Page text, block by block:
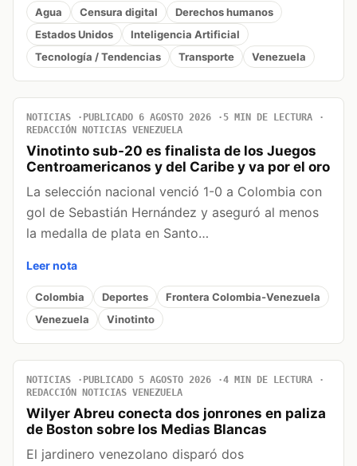
Agua Censura digital
Derechos humanos
Estados Unidos
Inteligencia Artificial
Tecnología / Tendencias
Transporte Venezuela
NOTICIAS PUBLICADO 6 AGOSTO 2026
5 MIN DE LECTURA
REDACCIÓN NOTICIAS VENEZUELA
Vinotinto sub-20 es finalista de los Juegos
Centroamericanos y del Caribe y va por el oro
La selección nacional venció 1-0 a Colombia con
gol de Sebastián Hernández y aseguró al menos
la medalla de plata en Santo…
Leer nota
Colombia Deportes
Frontera Colombia-Venezuela
Venezuela
Vinotinto
NOTICIAS PUBLICADO 5 AGOSTO 2026
4 MIN DE LECTURA
REDACCIÓN NOTICIAS VENEZUELA
Wilyer Abreu conecta dos jonrones en paliza
de Boston sobre los Medias Blancas
El jardinero venezolano disparó dos